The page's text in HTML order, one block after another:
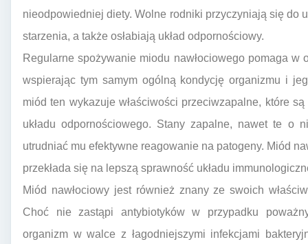
nieodpowiedniej diety. Wolne rodniki przyczyniają się do
starzenia, a także osłabiają układ odpornościowy.
Regularne spożywanie miodu nawłociowego pomaga w
wspierając tym samym ogólną kondycję organizmu i
miód ten wykazuje właściwości przeciwzapalne, które
układu odpornościowego. Stany zapalne, nawet te o
utrudniać mu efektywne reagowanie na patogeny. Miód
przekłada się na lepszą sprawność układu
Miód nawłociowy jest również znany ze swoich
Choć nie zastąpi antybiotyków w przypadku
organizm w walce z łagodniejszymi infekcjami